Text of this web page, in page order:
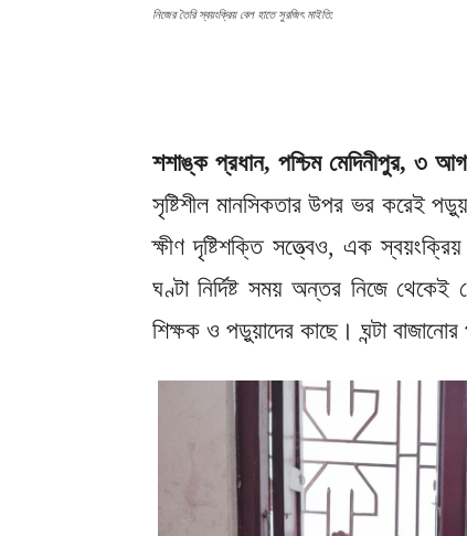
নিজের তৈরি স্বয়ংক্রিয় বেল হাতে সুরজিৎ মাইতি:
শশাঙ্ক প্রধান, পশ্চিম মেদিনীপুর, ৩
সৃষ্টিশীল মানসিকতার উপর ভর করেই
ক্ষীণ দৃষ্টিশক্তি সত্ত্বেও, এক
ঘণ্টা নির্দিষ্ট সময় অন্তর নিজে
শিক্ষক ও পড়ুয়াদের কাছে। ঘন্টা